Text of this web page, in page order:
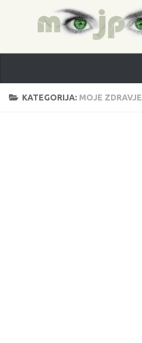
KATEGORIJA: MOJE ZDRAVJE